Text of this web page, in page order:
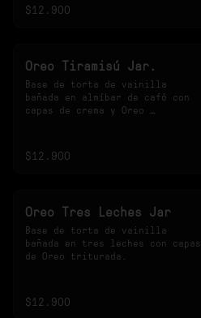
$12.900
Oreo Tiramisú Jar.
Base de torta de vainilla
bañada en almíbar de café con
capas de crema y Oreo
$12.900
Oreo Tres Leches Jar
Base de torta de vainilla
bañada en tres leches con capas
de Oreo triturada.
$12.900